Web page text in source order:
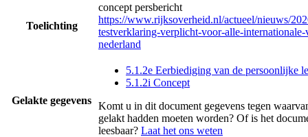
Toelichting
concept persbericht
https://www.rijksoverheid.nl/actueel/nieuws/
testverklaring-verplicht-voor-alle-internationale-
nederland
Gelakte gegevens
5.1.2e Eerbiediging van de persoonlijke
5.1.2i Concept
Komt u in dit document gegevens tegen
gelakt hadden moeten worden? Of is het
leesbaar? Laat het ons weten